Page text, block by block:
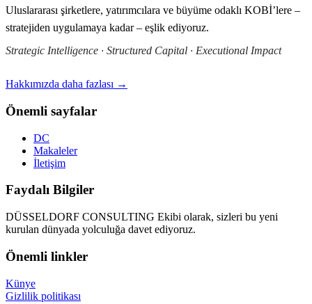
Uluslararası şirketlere, yatırımcılara ve büyüme odaklı KOBİ’lere –
stratejiden uygulamaya kadar – eşlik ediyoruz.
Strategic Intelligence · Structured Capital · Executional Impact
Hakkımızda daha fazlası →
Önemli sayfalar
DC
Makaleler
İletişim
Faydalı Bilgiler
DÜSSELDORF CONSULTING Ekibi olarak, sizleri bu yeni
kurulan dünyada yolculuğa davet ediyoruz.
Önemli linkler
Künye
Gizlilik politikası